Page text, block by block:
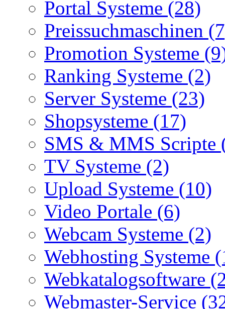
Portal Systeme (28)
Preissuchmaschinen
Promotion Systeme
Ranking Systeme (2)
Server Systeme (23)
Shopsysteme (17)
SMS & MMS Scripte
TV Systeme (2)
Upload Systeme (10)
Video Portale (6)
Webcam Systeme (2)
Webhosting Systeme
Webkatalogsoftware
Webmaster-Service